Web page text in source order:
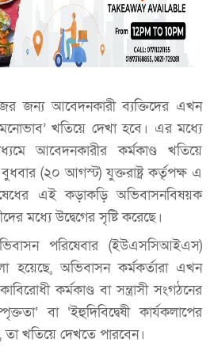
জন্য আবেদনকারী ব্যক্তিদের এখন
খতিয়ে দেখা হবে। এর মধ্যে
আবেদনকারীর কর্মকাণ্ড খতিয়ে
(২০ আগস্ট) যুক্তরাষ্ট্র কর্তৃপক্ষ এ
এই কড়াকড়ি অভিবাসনবিষয়ক
মধ্যে উদ্বেগের সৃষ্টি করেছে।
পরিষেবার (ইউএসসিআইএস)
হয়েছে, অভিবাসন কর্মকর্তারা এখন
কর্মকাণ্ড বা সন্ত্রাসী সংগঠনের
বা ‘ইহুদিবিদ্বেষী কার্যকলাপের
খতিয়ে দেখতে পারবেন।